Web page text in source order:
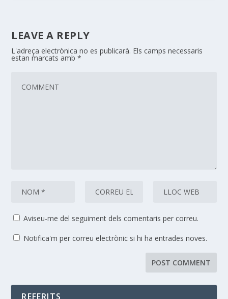
LEAVE A REPLY
L'adreça electrònica no es publicarà. Els camps necessaris
estan marcats amb*
Aviseu-me del seguiment dels comentaris per correu.
Notifica'm per correu electrònic si hi ha entrades noves.
REFERITS